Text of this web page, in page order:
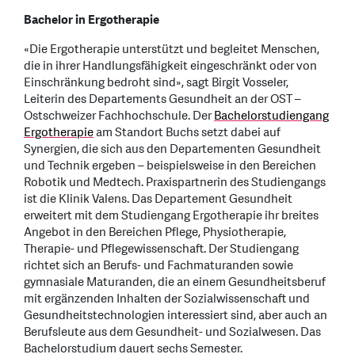
Bachelor in Ergotherapie
«Die Ergotherapie unterstützt und begleitet Menschen,
die in ihrer Handlungsfähigkeit eingeschränkt oder von
Einschränkung bedroht sind», sagt Birgit Vosseler,
Leiterin des Departements Gesundheit an der OST –
Ostschweizer Fachhochschule. DerBachelorstudiengang
Ergotherapieam Standort Buchs setzt dabei auf
Synergien, die sich aus den Departementen Gesundheit
und Technik ergeben – beispielsweise in den Bereichen
Robotik und Medtech. Praxispartnerin des Studiengangs
ist die Klinik Valens. Das Departement Gesundheit
erweitert mit dem Studiengang Ergotherapie ihr breites
Angebot in den Bereichen Pflege, Physiotherapie,
Therapie- und Pflegewissenschaft. Der Studiengang
richtet sich an Berufs- und Fachmaturanden sowie
gymnasiale Maturanden, die an einem Gesundheitsberuf
mit ergänzenden Inhalten der Sozialwissenschaft und
Gesundheitstechnologien interessiert sind, aber auch an
Berufsleute aus dem Gesundheit- und Sozialwesen. Das
Bachelorstudium dauert sechs Semester.